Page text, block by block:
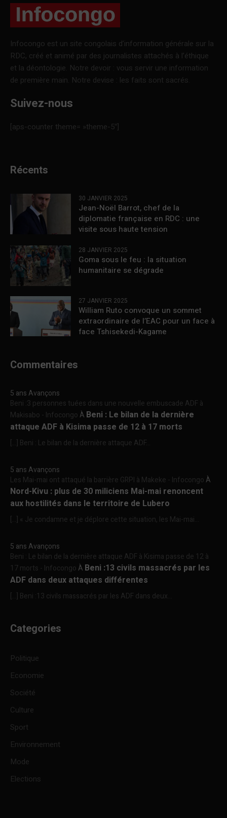
Infocongo est un site congolais d’information générale sur la
RDC, créé et animé par des journalistes attachés à l’éthique
et la déontologie. Notre devoir : vous servir une information
de première main. Notre devise : les faits sont sacrés.
Suivez-nous
[aps-counter theme= »theme-5″]
Récents
30 JANVIER 2025
Jean-Noël Barrot, chef de la
diplomatie française en RDC : une
visite sous haute tension
28 JANVIER 2025
Goma sous le feu : la situation
humanitaire se dégrade
27 JANVIER 2025
William Ruto convoque un sommet
extraordinaire de l’EAC pour un face à
face Tshisekedi-Kagame
Commentaires
5 ans Avançons
Beni :3 personnes tuées dans une nouvelle embuscade ADF à
Makisabo - InfocongoÀ Beni : Le bilan de la dernière
attaque ADF à Kisima passe de 12 à 17 morts
[…] Beni : Le bilan de la dernière attaque ADF...
5 ans Avançons
Les Mai-mai ont attaqué la barrière GRPI à Makeke - InfocongoÀ
Nord-Kivu : plus de 30 miliciens Mai-mai renoncent
aux hostilités dans le territoire de Lubero
[…] « Je condamne et je déplore cette situation, les Mai-mai...
5 ans Avançons
Beni : Le bilan de la dernière attaque ADF à Kisima passe de 12 à
17 morts - InfocongoÀ Beni :13 civils massacrés par les
ADF dans deux attaques différentes
[…] Beni :13 civils massacrés par les ADF dans deux...
Categories
Politique
Economie
Société
Culture
Sport
Environnement
Mode
Elections